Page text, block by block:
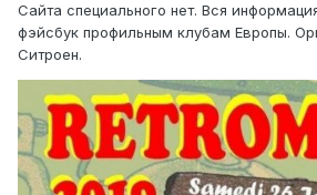
Сайта специального нет. Вся
фэйсбук профильным клубам Европы.
Ситроен.